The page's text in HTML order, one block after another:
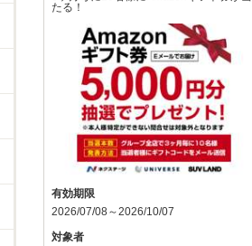
たる！
有効期限
2026/07/08～2026/10/07
対象者